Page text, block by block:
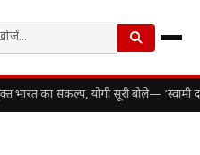
भारत का संकल्प, योगी सूरी बोले—